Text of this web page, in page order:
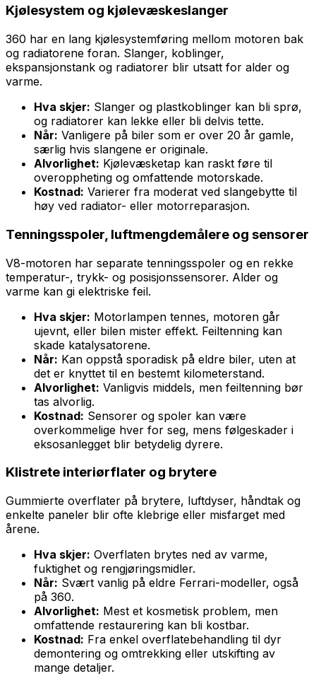
Kjølesystem og kjølevæskeslanger
360 har en lang kjølesystemføring mellom motoren bak
og radiatorene foran. Slanger, koblinger,
ekspansjonstank og radiatorer blir utsatt for alder og
varme.
Hva skjer: Slanger og plastkoblinger kan bli sprø,
og radiatorer kan lekke eller bli delvis tette.
Når: Vanligere på biler som er over 20 år gamle,
særlig hvis slangene er originale.
Alvorlighet: Kjølevæsketap kan raskt føre til
overoppheting og omfattende motorskade.
Kostnad: Varierer fra moderat ved slangebytte til
høy ved radiator- eller motorreparasjon.
Tenningsspoler, luftmengdemålere og sensorer
V8-motoren har separate tenningsspoler og en rekke
temperatur-, trykk- og posisjonssensorer. Alder og
varme kan gi elektriske feil.
Hva skjer: Motorlampen tennes, motoren går
ujevnt, eller bilen mister effekt. Feiltenning kan
skade katalysatorene.
Når: Kan oppstå sporadisk på eldre biler, uten at
det er knyttet til en bestemt kilometerstand.
Alvorlighet: Vanligvis middels, men feiltenning bør
tas alvorlig.
Kostnad: Sensorer og spoler kan være
overkommelige hver for seg, mens følgeskader i
eksosanlegget blir betydelig dyrere.
Klistrete interiørflater og brytere
Gummierte overflater på brytere, luftdyser, håndtak og
enkelte paneler blir ofte klebrige eller misfarget med
årene.
Hva skjer: Overflaten brytes ned av varme,
fuktighet og rengjøringsmidler.
Når: Svært vanlig på eldre Ferrari-modeller, også
på 360.
Alvorlighet: Mest et kosmetisk problem, men
omfattende restaurering kan bli kostbar.
Kostnad: Fra enkel overflatebehandling til dyr
demontering og omtrekking eller utskifting av
mange detaljer.